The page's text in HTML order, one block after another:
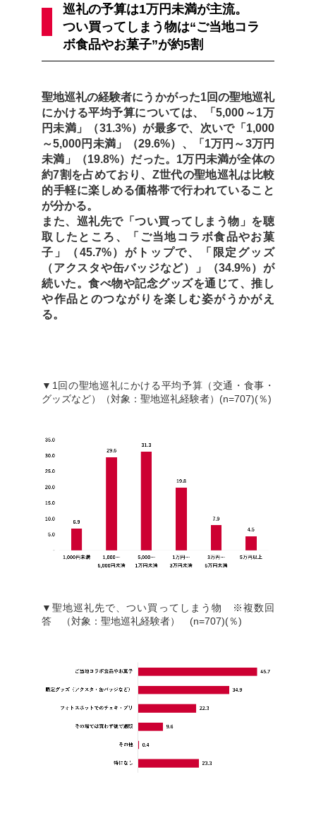
巡礼の予算は1万円未満が主流。
つい買ってしまう物は“ご当地コラ
ボ食品やお菓子”が約5割
聖地巡礼の経験者にうかがった1回の聖地巡礼
にかける平均予算については、「5,000～1万
円未満」（31.3%）が最多で、次いで「1,000
～5,000円未満」（29.6%）、「1万円～3万円
未満」（19.8%）だった。1万円未満が全体の
約7割を占めており、Z世代の聖地巡礼は比較
的手軽に楽しめる価格帯で行われていること
が分かる。
また、巡礼先で「つい買ってしまう物」を聴
取したところ、「ご当地コラボ食品やお菓
子」（45.7%）がトップで、「限定グッズ
（アクスタや缶バッジなど）」（34.9%）が
続いた。食べ物や記念グッズを通じて、推し
や作品とのつながりを楽しむ姿がうかがえ
る。
▼1回の聖地巡礼にかける平均予算（交通・食事・
グッズなど）（対象：聖地巡礼経験者）(n=707)(％)
▼聖地巡礼先で、つい買ってしまう物 ※複数回
答 （対象：聖地巡礼経験者） (n=707)(％)